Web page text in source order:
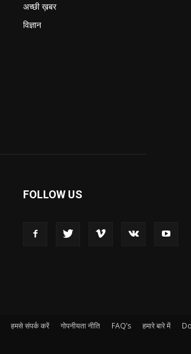
अच्छी ख़बर
विज्ञान
FOLLOW US
हमसे संपर्क करें गोपनीयता नीति FAQ’s हमारे बारे में